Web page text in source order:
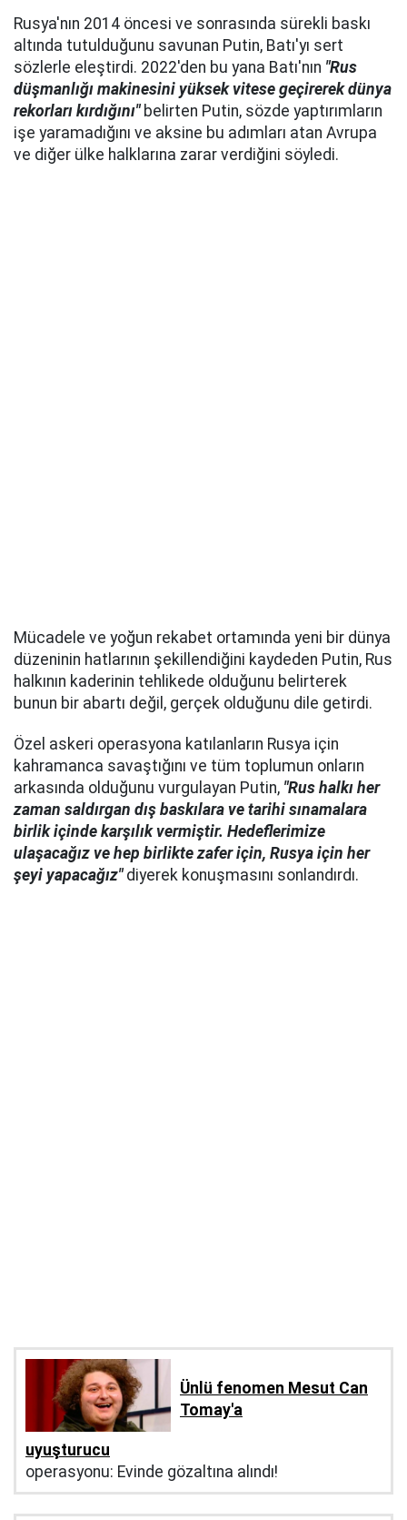
Rusya'nın 2014 öncesi ve sonrasında sürekli baskı
altında tutulduğunu savunan Putin, Batı'yı sert
sözlerle eleştirdi. 2022'den bu yana Batı'nın "Rus
düşmanlığı makinesini yüksek vitese geçirerek dünya
rekorları kırdığını"belirten Putin, sözde yaptırımların
işe yaramadığını ve aksine bu adımları atan Avrupa
ve diğer ülke halklarına zarar verdiğini söyledi.
Mücadele ve yoğun rekabet ortamında yeni bir dünya
düzeninin hatlarının şekillendiğini kaydeden Putin, Rus
halkının kaderinin tehlikede olduğunu belirterek
bunun bir abartı değil, gerçek olduğunu dile getirdi.
Özel askeri operasyona katılanların Rusya için
kahramanca savaştığını ve tüm toplumun onların
arkasında olduğunu vurgulayan Putin, "Rus halkı her
zaman saldırgan dış baskılara ve tarihi sınamalara
birlik içinde karşılık vermiştir. Hedeflerimize
ulaşacağız ve hep birlikte zafer için, Rusya için her
şeyi yapacağız"diyerek konuşmasını sonlandırdı.
Ünlü fenomen Mesut Can
Tomay'a
uyuşturucu
operasyonu: Evinde gözaltına alındı!